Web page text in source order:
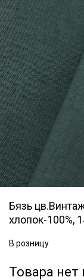
Бязь
хлопок-100%,
В розницу
Товара нет